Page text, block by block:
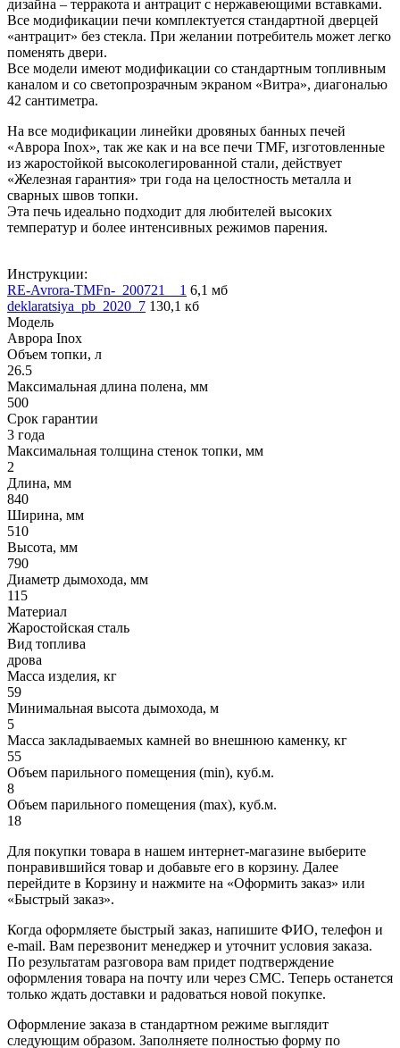
дизайна – терракота и антрацит с нержавеющими вставками.
Все модификации печи комплектуется стандартной дверцей
«антрацит» без стекла. При желании потребитель может легко
поменять двери.
Все модели имеют модификации со стандартным топливным
каналом и со светопрозрачным экраном «Витра», диагональю
42 сантиметра.
На все модификации линейки дровяных банных печей
«Аврора Inox», так же как и на все печи TMF, изготовленные
из жаростойкой высоколегированной стали, действует
«Железная гарантия» три года на целостность металла и
сварных швов топки.
Эта печь идеально подходит для любителей высоких
температур и более интенсивных режимов парения.
Инструкции:
RE-Avrora-TMFn-_200721__1 6,1 мб
deklaratsiya_pb_2020_7 130,1 кб
Модель
Аврора Inox
Объем топки, л
26.5
Максимальная длина полена, мм
500
Срок гарантии
3 года
Максимальная толщина стенок топки, мм
2
Длина, мм
840
Ширина, мм
510
Высота, мм
790
Диаметр дымохода, мм
115
Материал
Жаростойская сталь
Вид топлива
дрова
Масса изделия, кг
59
Минимальная высота дымохода, м
5
Масса закладываемых камней во внешнюю каменку, кг
55
Объем парильного помещения (min), куб.м.
8
Объем парильного помещения (max), куб.м.
18
Для покупки товара в нашем интернет-магазине выберите
понравившийся товар и добавьте его в корзину. Далее
перейдите в Корзину и нажмите на «Оформить заказ» или
«Быстрый заказ».
Когда оформляете быстрый заказ, напишите ФИО, телефон и
e-mail. Вам перезвонит менеджер и уточнит условия заказа.
По результатам разговора вам придет подтверждение
оформления товара на почту или через СМС. Теперь останется
только ждать доставки и радоваться новой покупке.
Оформление заказа в стандартном режиме выглядит
следующим образом. Заполняете полностью форму по